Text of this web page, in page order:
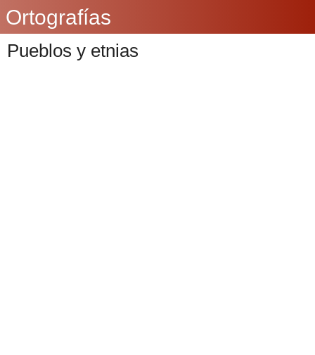
Ortografías
Pueblos y etnias